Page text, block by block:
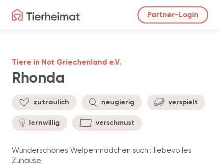
Partner-Login
Rhonda
Tiere in Not Griechenland e.V.
zutraulich neugierig verspielt
lernwillig verschmust
Wunderschönes Welpenmädchen sucht liebevolles
Zuhause